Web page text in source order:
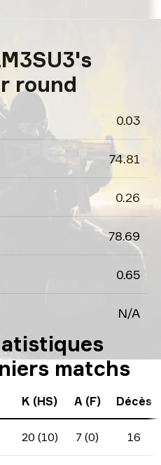
round
0.03
74.81
0.26
78.69
0.65
N/A
matchs
K (HS) A (F) Décès
20 (10) 7 (0) 16